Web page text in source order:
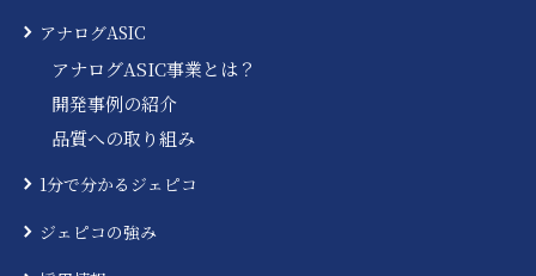
アナログASIC
アナログASIC事業とは？
開発事例の紹介
品質への取り組み
1分で分かるジェピコ
ジェピコの強み